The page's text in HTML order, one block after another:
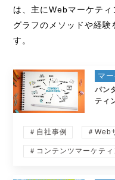
は、主にWebマーケテ
グラフのメソッドや経験
す。
マ
パン
ティ
＃自社事例 ＃Web
＃コンテンツマーケテ